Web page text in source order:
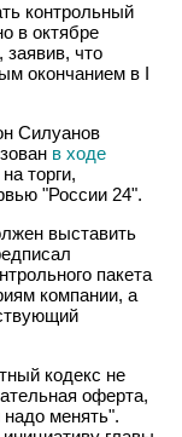
контрольный
в октябре
что
окончанием в I
Силуанов
в ходе
торги,
"России 24".
выставить
пакета
компании, а
кодекс не
оферта,
менять".